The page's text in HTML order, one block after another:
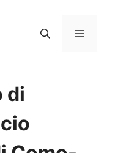
Menu
di